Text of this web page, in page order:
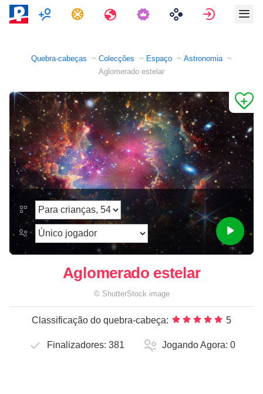
Multijogador
Tarefas Viagens Assinar
Quebra-cabeças Colecções Espaço
Astronomia
Aglomerado estelar
Aglomerado estelar
© ShutterStock image
Classificação do quebra-cabeça: 5
Finalizadores: 381 Jogando Agora: 0